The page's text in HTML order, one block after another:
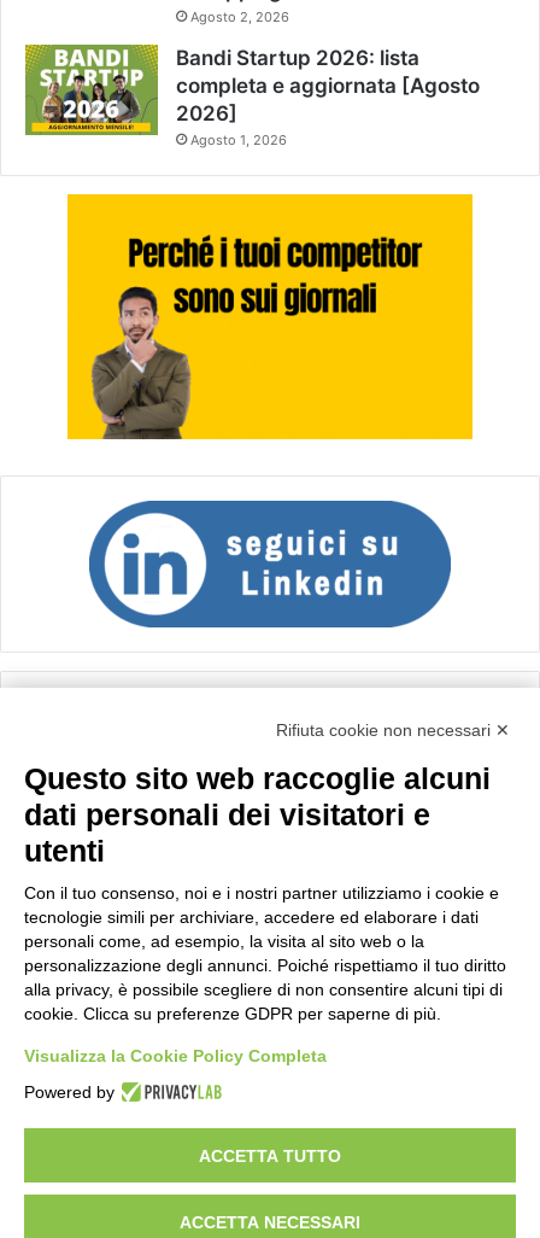
Agosto 2, 2026
Bandi Startup 2026: lista
completa e aggiornata [Agosto
2026]
Agosto 1, 2026
Importo netto (€):
Calcola
Scorporo IVA
Importo lordo (€):
Rifiuta cookie non necessari ✕
Questo sito web raccoglie alcuni
dati personali dei visitatori e
utenti
Con il tuo consenso, noi e i nostri partner utilizziamo i cookie e
tecnologie simili per archiviare, accedere ed elaborare i dati
personali come, ad esempio, la visita al sito web o la
personalizzazione degli annunci. Poiché rispettiamo il tuo diritto
alla privacy, è possibile scegliere di non consentire alcuni tipi di
cookie. Clicca su preferenze GDPR per saperne di più.
Visualizza la Cookie Policy Completa
Powered by
ACCETTA TUTTO
ACCETTA NECESSARI